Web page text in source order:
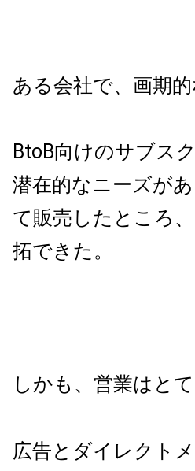
ある会社で、画期
BtoB向けのサブス
潜在的なニーズが
て販売したところ
拓できた。
しかも、営業はと
広告とダイレクト